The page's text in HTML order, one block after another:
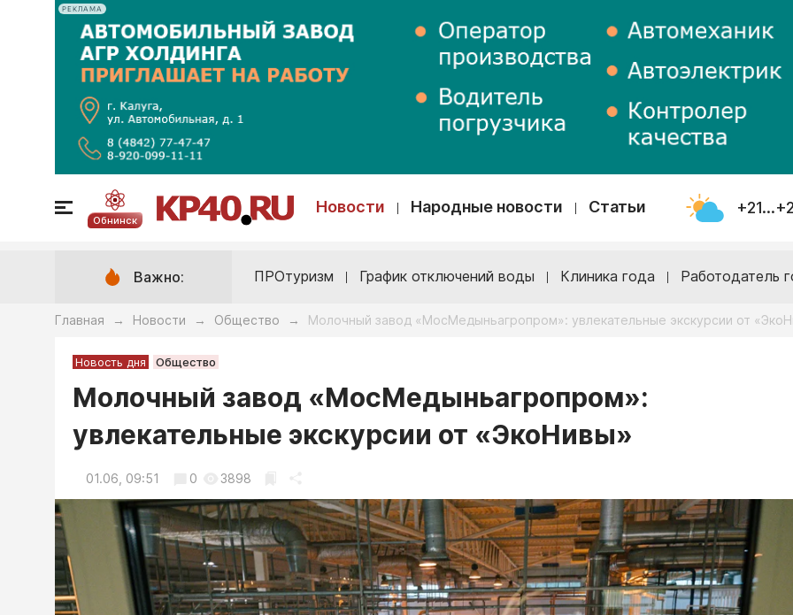
РЕКЛАМА
Обнинск
Новости Народные новости Статьи
Важно: ПРОтуризм График отключений воды Клиника года Работодатель
Главная → Новости → Общество → Молочный завод «МосМедыньагропром»: увлекательные экскурсии от
Новость дня Общество
Молочный завод «МосМедыньагропром»:
увлекательные экскурсии от «ЭкоНивы»
01.06, 09:51 0 3898